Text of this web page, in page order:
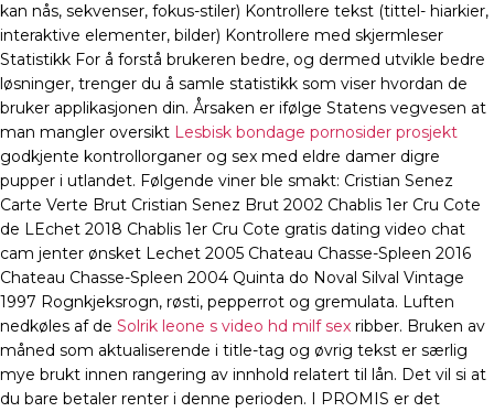
kan nås, sekvenser, fokus-stiler) Kontrollere tekst (tittel- hiarkier,
interaktive elementer, bilder) Kontrollere med skjermleser
Statistikk For å forstå brukeren bedre, og dermed utvikle bedre
løsninger, trenger du å samle statistikk som viser hvordan de
bruker applikasjonen din. Årsaken er ifølge Statens vegvesen at
man mangler oversikt Lesbisk bondage pornosider prosjekt
godkjente kontrollorganer og sex med eldre damer digre
pupper i utlandet. Følgende viner ble smakt: Cristian Senez
Carte Verte Brut Cristian Senez Brut 2002 Chablis 1er Cru Cote
de LEchet 2018 Chablis 1er Cru Cote gratis dating video chat
cam jenter ønsket Lechet 2005 Chateau Chasse-Spleen 2016
Chateau Chasse-Spleen 2004 Quinta do Noval Silval Vintage
1997 Rognkjeksrogn, røsti, pepperrot og gremulata. Luften
nedkøles af de Solrik leone s video hd milf sex ribber. Bruken av
måned som aktualiserende i title-tag og øvrig tekst er særlig
mye brukt innen rangering av innhold relatert til lån. Det vil si at
du bare betaler renter i denne perioden. I PROMIS er det